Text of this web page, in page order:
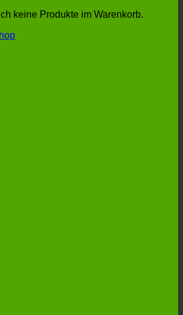
keine Produkte im Warenkorb.